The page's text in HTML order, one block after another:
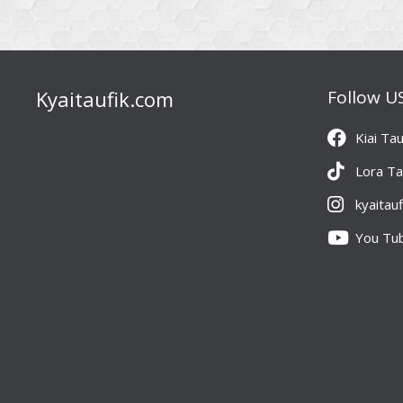
Kyaitaufik.com Follow
Kiai
Lora
You